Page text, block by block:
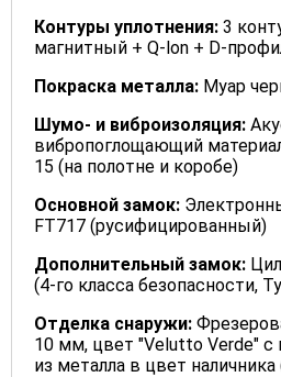
Контуры уплотнения: 3
магнитный + Q-lon + D-
Покраска металла: Муар
Шумо- и виброизоляция:
вибропоглощающий
15 (на полотне и коробе)
Основной замок:
FT717 (русифицированный)
Дополнительный замок:
(4-го класса безопасности,
Отделка снаружи:
10 мм, цвет "Velutto Verde" с
из металла в цвет наличника